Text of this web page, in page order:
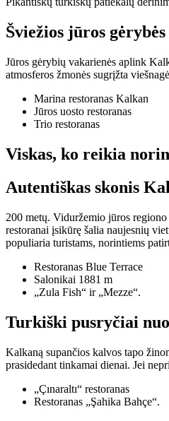
Šviežios jūros
Jūros gėrybių vakarienės aplink
atmosferos žmonės sugrįžta
Marina restoranas Kalkan
Jūros uosto restoranas
Trio restoranas
Viskas, ko reikia
Autentiškas skonis
200 metų. Viduržemio jūros
restoranai įsikūrę šalia naujesnių
populiaria turistams, norintiems
Restoranas Blue Terrace
Salonikai 1881 m
„Zula Fish“ ir „Mezze“.
Turkiški pusryčiai
Kalkaną supančios kalvos tapo
prasidedant tinkamai dienai. Jei
„Çınaraltı“ restoranas
Restoranas „Şahika Bahçe“.